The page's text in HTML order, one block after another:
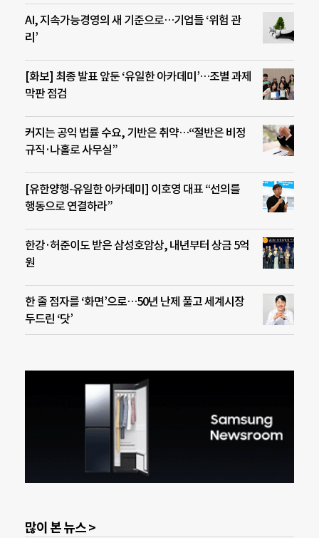
AI, 지속가능경영의 새 기준으로…기업들 ‘위험 관
리’
[화보] 최종 발표 앞둔 ‘유일한 아카데미’…조별 과제
막판 점검
커지는 공익 법률 수요, 기반은 취약…“절반은 비정
규직·나홀로 사무실”
[유한양행-유일한 아카데미] 이호영 대표 “선의를
행동으로 연결하라”
한강·허준이도 받은 삼성호암상, 내년부터 상금 5억
원
한 줄 점자를 ‘화면’으로…50년 난제 풀고 세계시장
두드린 ‘닷’
많이 본 뉴스 >